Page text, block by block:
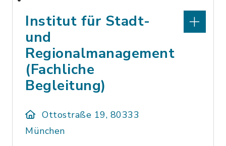
Institut für Stadt-
und
Regionalmanagement
(Fachliche
Begleitung)
Ottostraße 19, 80333
München